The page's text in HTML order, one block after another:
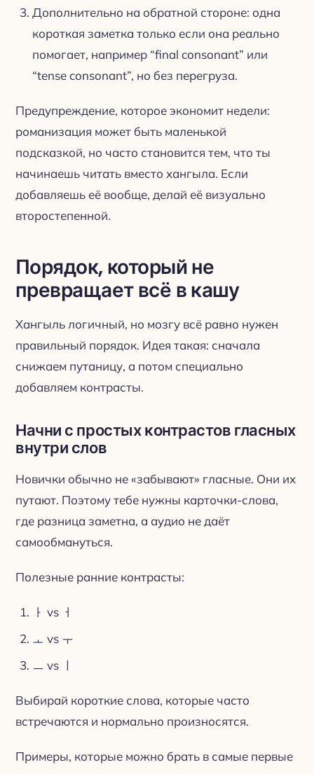
Дополнительно на обратной стороне: одна
короткая заметка только если она реально
помогает, например “final consonant” или
“tense consonant”, но без перегруза.
Предупреждение, которое экономит недели:
романизация может быть маленькой
подсказкой, но часто становится тем, что ты
начинаешь читать вместо хангыла. Если
добавляешь её вообще, делай её визуально
второстепенной.
Порядок, который не
превращает всё в кашу
Хангыль логичный, но мозгу всё равно нужен
правильный порядок. Идея такая: сначала
снижаем путаницу, а потом специально
добавляем контрасты.
Начни с простых контрастов гласных
внутри слов
Новички обычно не «забывают» гласные. Они их
путают. Поэтому тебе нужны карточки-слова,
где разница заметна, а аудио не даёт
самообмануться.
Полезные ранние контрасты:
ㅏ vs ㅓ
ㅗ vs ㅜ
ㅡ vs ㅣ
Выбирай короткие слова, которые часто
встречаются и нормально произносятся.
Примеры, которые можно брать в самые первые